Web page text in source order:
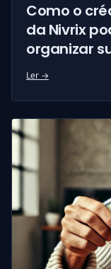
Como o
da Nivrix
organizar
Ler →